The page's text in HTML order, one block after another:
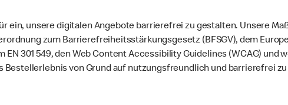
ein, unsere digitalen Angebote barrierefrei zu gestalten. Unsere
zum Barrierefreiheitsstärkungsgesetz (BFSGV), dem
301 549, den Web Content Accessibility Guidelines (WCAG) und
Bestellerlebnis von Grund auf nutzungsfreundlich und barrierefrei